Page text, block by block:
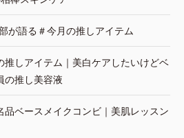
が語る＃今月の推しアイテム
推しアイテム｜美白ケアしたいけどベ
の推し美容液
ベースメイクコンビ｜美肌レッスン